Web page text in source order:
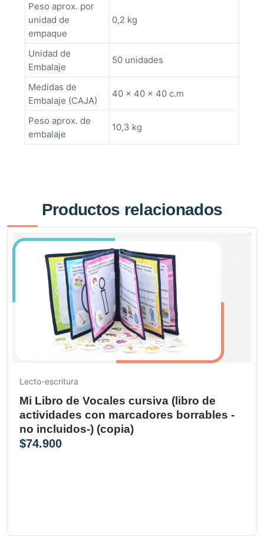
Peso aprox. por
unidad de
empaque
0,2 kg
Unidad de
Embalaje
50 unidades
Medidas de
Embalaje (CAJA)
40 x 40 x 40 c.m
Peso aprox. de
embalaje
10,3 kg
Productos relacionados
Lecto-escritura
Mi Libro de Vocales cursiva (libro de
actividades con marcadores borrables -
no incluidos-) (copia)
$74.900